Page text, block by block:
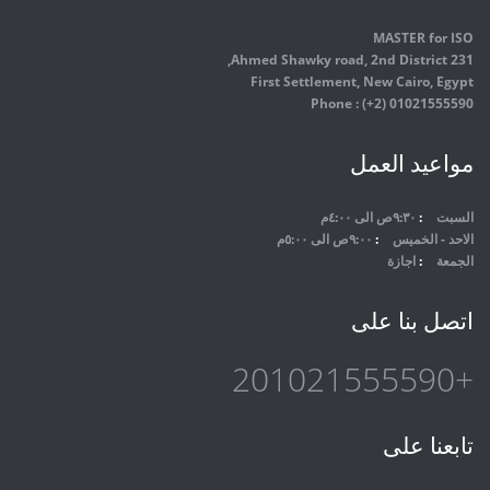
MASTER for ISO
231 Ahmed Shawky road, 2nd District,
First Settlement, New Cairo, Egypt
Phone : (+2) 01021555590
مواعيد العمل
السبت
الاحد - الخميس
الجمعة
اجازة
اتصل بنا على
+201021555590
تابعنا على